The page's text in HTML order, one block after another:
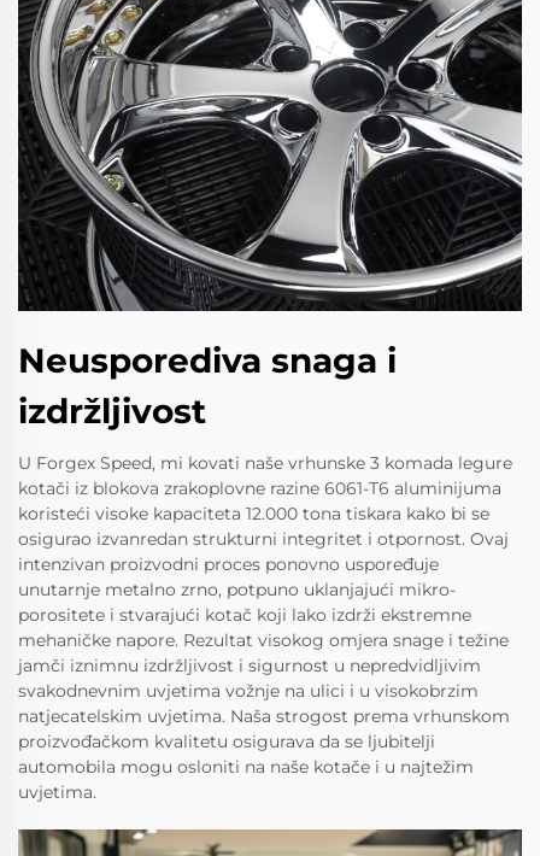
Neusporediva snaga i
izdržljivost
U Forgex Speed, mi kovati naše vrhunske 3 komada legure
kotači iz blokova zrakoplovne razine 6061-T6 aluminijuma
koristeći visoke kapaciteta 12.000 tona tiskara kako bi se
osigurao izvanredan strukturni integritet i otpornost. Ovaj
intenzivan proizvodni proces ponovno uspoređuje
unutarnje metalno zrno, potpuno uklanjajući mikro-
porositete i stvarajući kotač koji lako izdrži ekstremne
mehaničke napore. Rezultat visokog omjera snage i težine
jamči iznimnu izdržljivost i sigurnost u nepredvidljivim
svakodnevnim uvjetima vožnje na ulici i u visokobrzim
natjecatelskim uvjetima. Naša strogost prema vrhunskom
proizvođačkom kvalitetu osigurava da se ljubitelji
automobila mogu osloniti na naše kotače i u najtežim
uvjetima.